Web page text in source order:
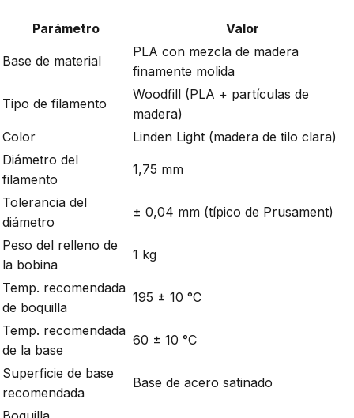
Parámetro Valor
Base de material
PLA con mezcla de madera
finamente molida
Tipo de filamento
Woodfill (PLA + partículas de
madera)
Color
Linden Light (madera de tilo clara)
Diámetro del
filamento
1,75 mm
Tolerancia del
diámetro
± 0,04 mm (típico de Prusament)
Peso del relleno de
la bobina
1 kg
Temp. recomendada
de boquilla
195 ± 10 °C
Temp. recomendada
de la base
60 ± 10 °C
Superficie de base
recomendada
Base de acero satinado